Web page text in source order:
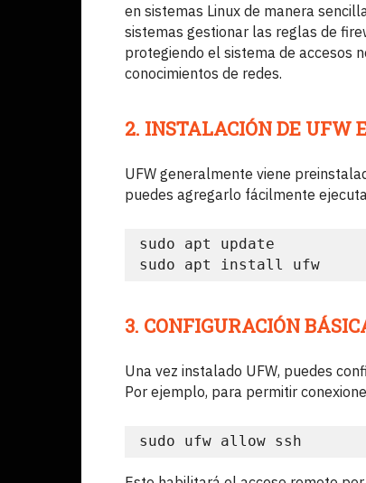
en sistemas Linux de manera
sistemas gestionar las reglas de
protegiendo el sistema de accesos
conocimientos de redes.
2. INSTALACIÓN DE UFW
UFW generalmente viene
puedes agregarlo fácilmente
sudo apt update
sudo apt install ufw
3. CONFIGURACIÓN
Una vez instalado UFW, puedes
Por ejemplo, para permitir
sudo ufw allow ssh